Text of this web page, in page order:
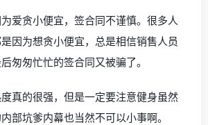
爱贪小便宜，签合同不谨慎。很多人
因为想贪小便宜，总是相信销售人员
匆匆忙忙的签合同又被骗了。
真的很强，但是一定要注意健身虽然
部坑爹内幕也当然不可以小事啊。